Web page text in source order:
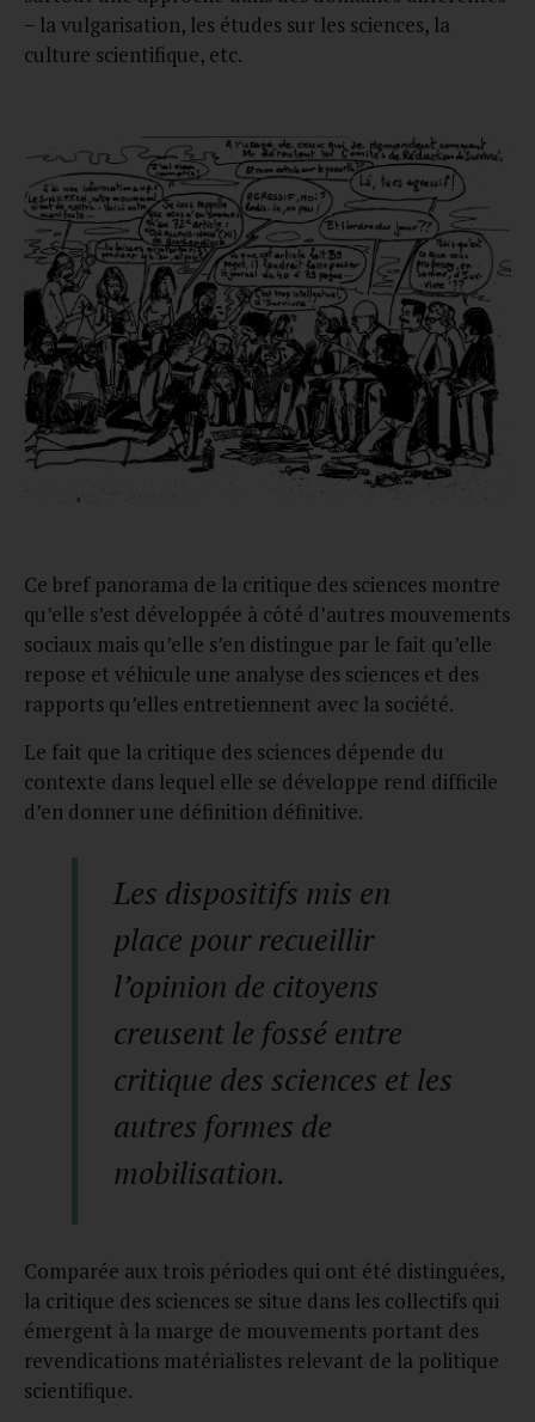
− la vulgarisation, les études sur les sciences, la
culture scientifique, etc.
Ce bref panorama de la critique des sciences montre
qu’elle s’est développée à côté d’autres mouvements
sociaux mais qu’elle s’en distingue par le fait qu’elle
repose et véhicule une analyse des sciences et des
rapports qu’elles entretiennent avec la société.
Le fait que la critique des sciences dépende du
contexte dans lequel elle se développe rend difficile
d’en donner une définition définitive.
Les dispositifs mis en
place pour recueillir
l’opinion de citoyens
creusent le fossé entre
critique des sciences et les
autres formes de
mobilisation.
Comparée aux trois périodes qui ont été distinguées,
la critique des sciences se situe dans les collectifs qui
émergent à la marge de mouvements portant des
revendications matérialistes relevant de la politique
scientifique.